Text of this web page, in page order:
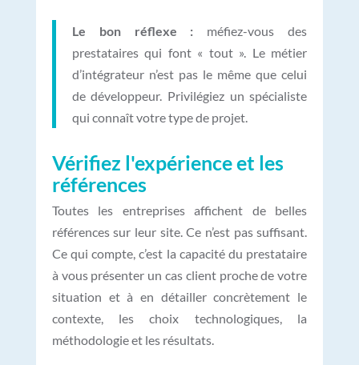
Le bon réflexe : méfiez-vous des
prestataires qui font « tout ». Le métier
d’intégrateur n’est pas le même que celui
de développeur. Privilégiez un spécialiste
qui connaît votre type de projet.
Vérifiez l'expérience et les
références
Toutes les entreprises affichent de belles
références sur leur site. Ce n’est pas suffisant.
Ce qui compte, c’est la capacité du prestataire
à vous présenter un cas client proche de votre
situation et à en détailler concrètement le
contexte, les choix technologiques, la
méthodologie et les résultats.